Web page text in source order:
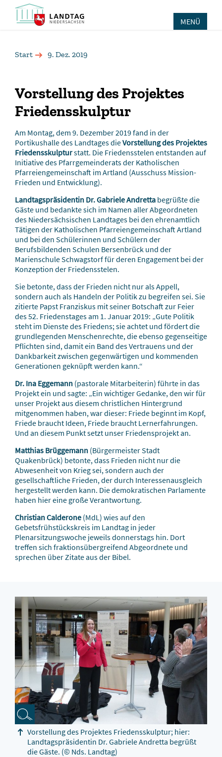
MENÜ
Start 9. Dez. 2019
Vorstellung des Projektes
Friedensskulptur
Am Montag, dem 9. Dezember 2019 fand in der
Portikushalle des Landtages dieVorstellung des Projektes
Friedensskulpturstatt. Die Friedensstelen entstanden auf
Initiative des Pfarrgemeinderats der Katholischen
Pfarreiengemeinschaft im Artland (Ausschuss Mission-
Frieden und Entwicklung).
Landtagspräsidentin Dr. Gabriele Andretta begrüßte die
Gäste und bedankte sich im Namen aller Abgeordneten
des Niedersächsischen Landtages bei den ehrenamtlich
Tätigen der Katholischen Pfarreiengemeinschaft Artland
und bei den Schülerinnen und Schülern der
Berufsbildenden Schulen Bersenbrück und der
Marienschule Schwagstorf für deren Engagement bei der
Konzeption der Friedensstelen.
Sie betonte, dass der Frieden nicht nur als Appell,
sondern auch als Handeln der Politik zu begreifen sei. Sie
zitierte Papst Franziskus mit seiner Botschaft zur Feier
des 52. Friedenstages am 1. Januar 2019: „Gute Politik
steht im Dienste des Friedens; sie achtet und fördert die
grundlegenden Menschenrechte, die ebenso gegenseitige
Pflichten sind, damit ein Band des Vertrauens und der
Dankbarkeit zwischen gegenwärtigen und kommenden
Generationen geknüpft werden kann.“
Dr. Ina Eggemann (pastorale Mitarbeiterin) führte in das
Projekt ein und sagte: „Ein wichtiger Gedanke, den wir für
unser Projekt aus diesem christlichen Hintergrund
mitgenommen haben, war dieser: Friede beginnt im Kopf,
Friede braucht Ideen, Friede braucht Lernerfahrungen.
Und an diesem Punkt setzt unser Friedensprojekt an.
Matthias Brüggemann (Bürgermeister Stadt
Quakenbrück) betonte, dass Frieden nicht nur die
Abwesenheit von Krieg sei, sondern auch der
gesellschaftliche Frieden, der durch Interessenausgleich
hergestellt werden kann. Die demokratischen Parlamente
haben hier eine große Verantwortung.
Christian Calderone (MdL) wies auf den
Gebetsfrühstückskreis im Landtag in jeder
Plenarsitzungswoche jeweils donnerstags hin. Dort
treffen sich fraktionsübergreifend Abgeordnete und
sprechen über Zitate aus der Bibel.
Vorstellung des Projektes Friedensskulptur; hier:
Landtagspräsidentin Dr. Gabriele Andretta begrüßt
die Gäste. (© Nds. Landtag)